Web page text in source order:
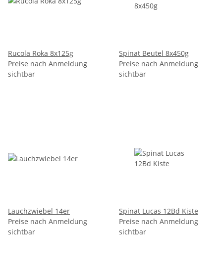
Rucola Roka 8x125g
Preise nach Anmeldung
sichtbar
Spinat Beutel 8x450g
Preise nach Anmeldung
sichtbar
Lauchzwiebel 14er
Preise nach Anmeldung
sichtbar
Spinat Lucas 12Bd Kiste
Preise nach Anmeldung
sichtbar